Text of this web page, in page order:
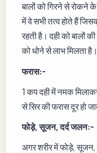
बालों को गिरने से रोकने के
में वे सभी तत्व होते हैं
रहती है। दही को बालों
को धोने से लाभ मिलता है।
फरास:-
1 कप दही में नमक
से सिर की फरास दूर हो
फोड़े, सूजन, दर्द जलन:-
अगर शरीर में फोड़े, सूजन,